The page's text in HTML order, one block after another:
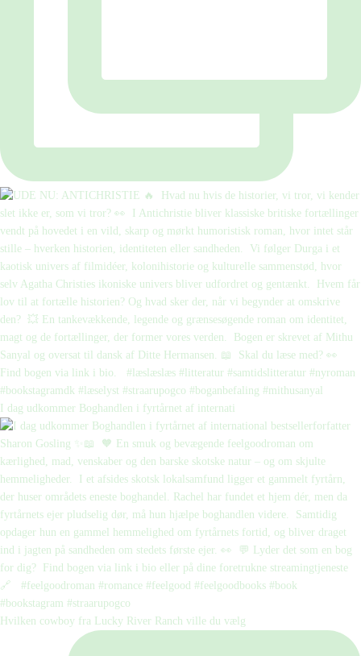
I dag udkommer Boghandlen i fyrtårnet af internati
Hvilken cowboy fra Lucky River Ranch ville du vælg